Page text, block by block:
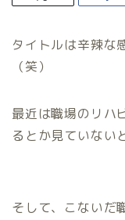
タイトルは辛辣な
（笑）
最近は職場のリハ
るとか見ていない
そして、こないだ